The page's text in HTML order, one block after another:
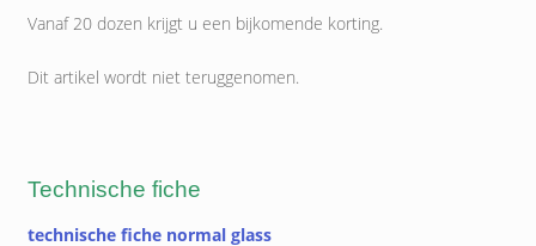
Vanaf 20 dozen krijgt u een bijkomende korting.
Dit artikel wordt niet teruggenomen.
Technische fiche
technische fiche normal glass